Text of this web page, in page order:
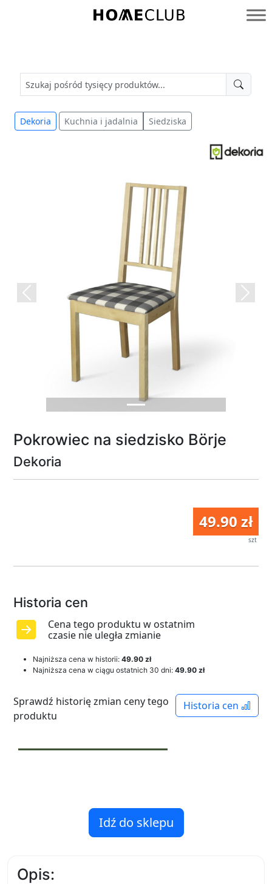
Homeclub
Dekoria Kuchnia i jadalnia Siedziska
Previous Next
Pokrowiec na siedzisko Börje
Dekoria
49.90 zł
szt
Historia cen
Cena tego produktu w ostatnim
czasie nie uległa zmianie
Najniższa cena w historii: 49.90 zł
Najniższa cena w ciągu ostatnich 30 dni: 49.90 zł
Historia cen
Sprawdź historię zmian ceny tego
produktu
Idź do sklepu
Opis: